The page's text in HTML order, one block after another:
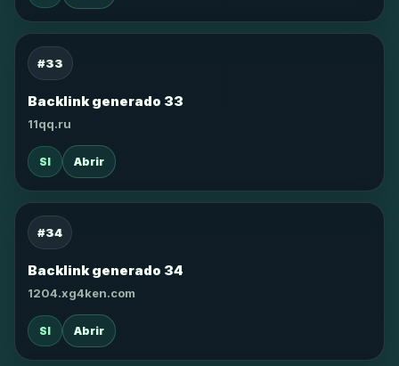
#33
Backlink generado 33
11qq.ru
SI Abrir
#34
Backlink generado 34
1204.xg4ken.com
SI Abrir